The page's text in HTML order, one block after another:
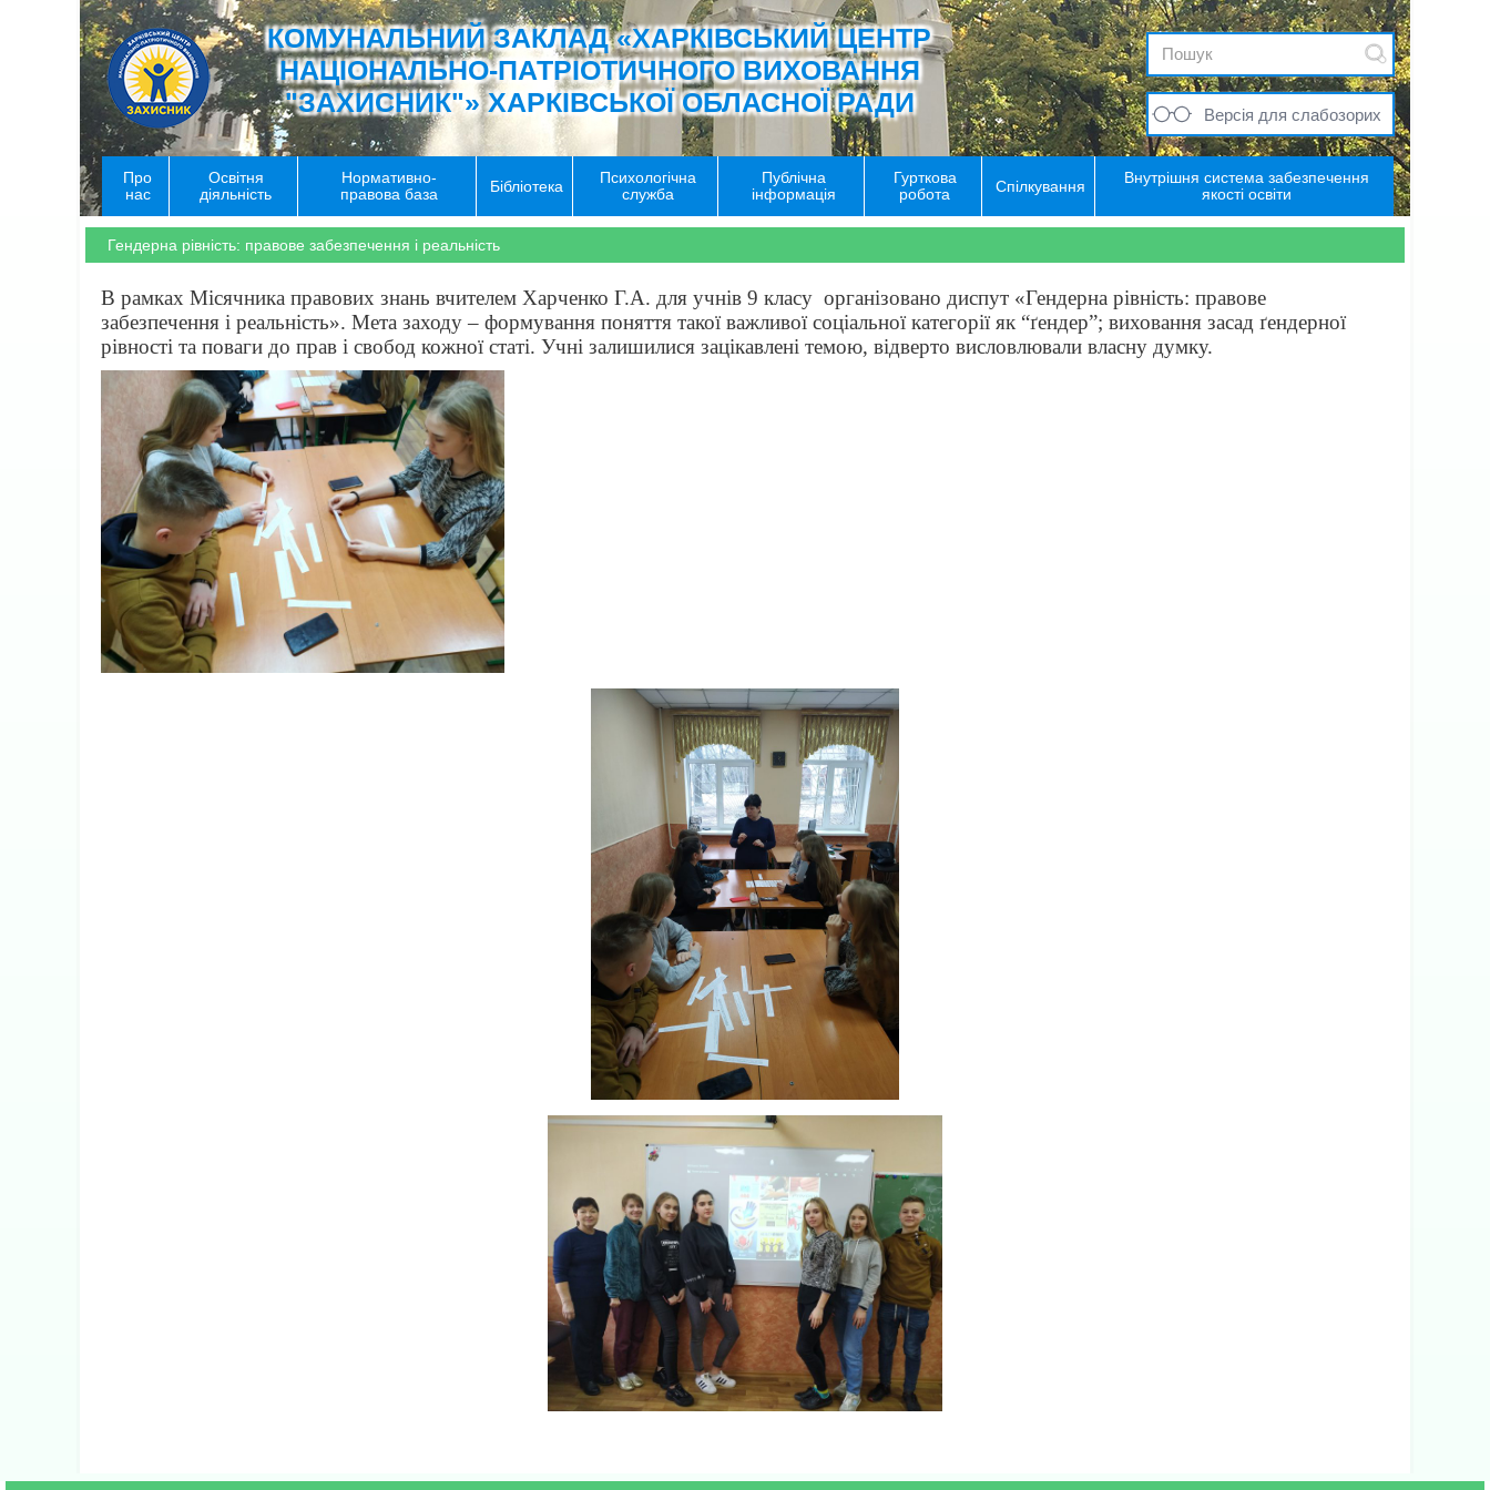
КОМУНАЛЬНИЙ ЗАКЛАД «ХАРКІВСЬКИЙ ЦЕНТР
НАЦІОНАЛЬНО-ПАТРІОТИЧНОГО ВИХОВАННЯ
"ЗАХИСНИК"» ХАРКІВСЬКОЇ ОБЛАСНОЇ РАДИ
Версія для слабозорих
Про
нас
Освітня
діяльність
Нормативно-
правова база
Бібліотека
Психологічна
служба
Публічна
інформація
Гурткова
робота
Спілкування
Внутрішня система забезпечення
якості освіти
Гендерна рівність: правове забезпечення і реальність
В рамках Місячника правових знань вчителем Харченко Г.А. для учнів 9 класу організовано диспут «Гендерна рівність: правове
забезпечення і реальність». Мета заходу – формування поняття такої важливої соціальної категорії як “ґендер”; виховання засад ґендерної
рівності та поваги до прав і свобод кожної статі. Учні залишилися зацікавлені темою, відверто висловлювали власну думку.